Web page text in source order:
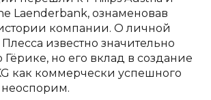
Laenderbank, ознаменовав
компании. О личной
известно значительно
но его вклад в создание
как коммерчески успешного